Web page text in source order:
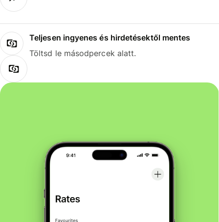
Teljesen ingyenes és hirdetésektől mentes
Töltsd le másodpercek alatt.